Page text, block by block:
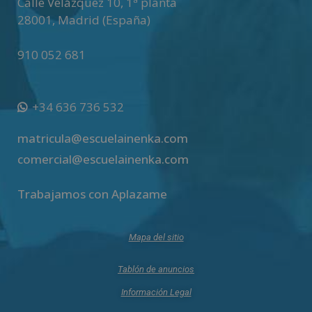
28001,Madrid (España)
910 052 681
+34 636 736 532
matricula@escuelainenka.com
comercial@escuelainenka.com
Trabajamos con Aplazame
Mapa del sitio
Tablón de anuncios
Información Legal